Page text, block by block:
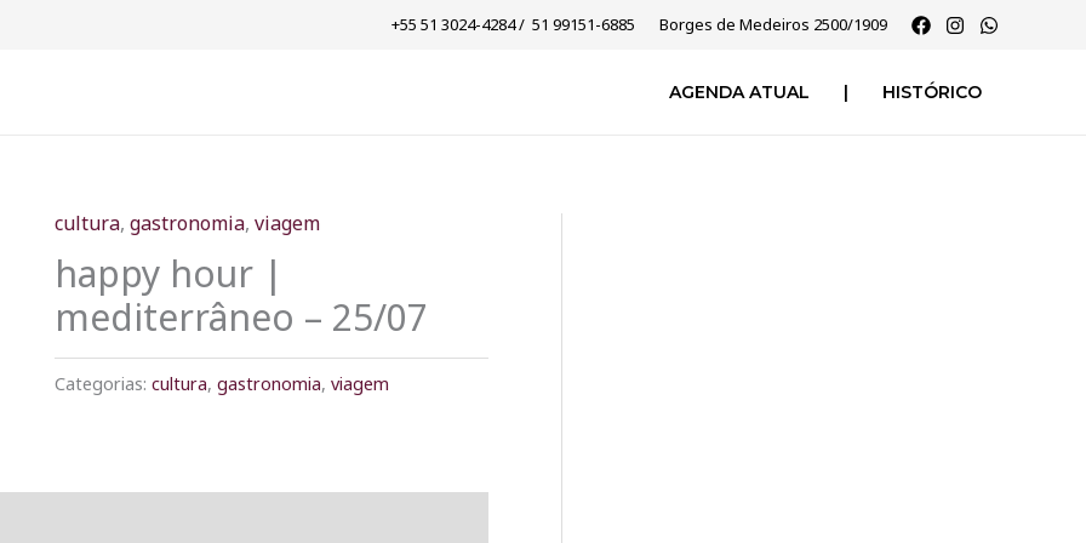
+55 51 3024-4284 / ​ 51 99151-6885 Borges de Medeiros 2500/1909
AGENDA ATUAL | HISTÓRICO
cultura, gastronomia, viagem
happy hour |
mediterrâneo – 25/07
Categorias: cultura, gastronomia, viagem